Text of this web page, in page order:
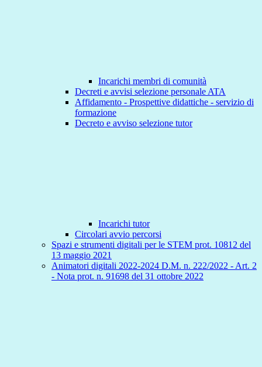
Incarichi membri di comunità
Decreti e avvisi selezione personale ATA
Affidamento - Prospettive didattiche - servizio di
formazione
Decreto e avviso selezione tutor
Incarichi tutor
Circolari avvio percorsi
Spazi e strumenti digitali per le STEM prot. 10812 del
13 maggio 2021
Animatori digitali 2022-2024 D.M. n. 222/2022 - Art. 2
- Nota prot. n. 91698 del 31 ottobre 2022